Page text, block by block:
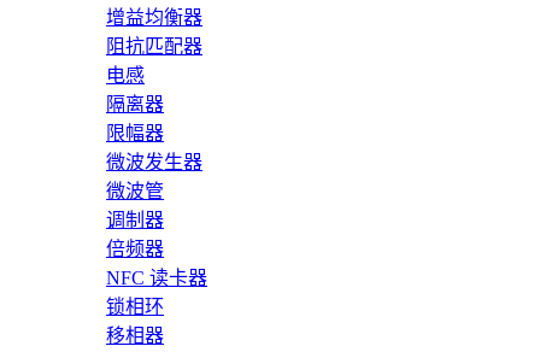
增益均衡器
阻抗匹配器
电感
隔离器
限幅器
微波发生器
微波管
调制器
倍频器
NFC 读卡器
锁相环
移相器